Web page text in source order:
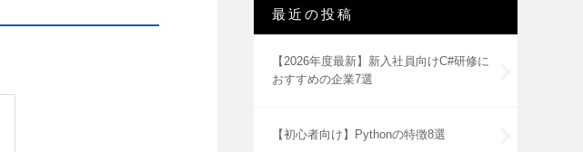
最近の投稿
【2026年度最新】新入社員向けC#研修に
おすすめの企業7選
【初心者向け】Pythonの特徴8選